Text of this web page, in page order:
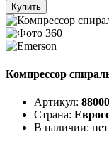
Купить
Компрессор
Артикул:
Страна:
В наличии: нет